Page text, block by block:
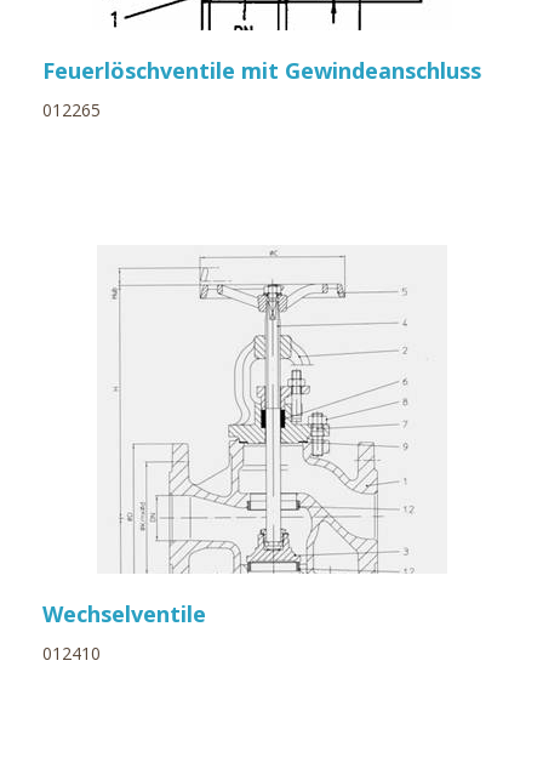
Feuerlöschventile mit Gewindeanschluss
012265
Wechselventile
012410